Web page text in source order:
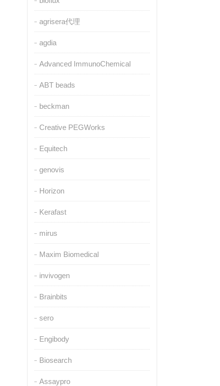
agrisera代理
agdia
Advanced ImmunoChemical
ABT beads
beckman
Creative PEGWorks
Equitech
genovis
Horizon
Kerafast
mirus
Maxim Biomedical
invivogen
Brainbits
sero
Engibody
Biosearch
Assaypro